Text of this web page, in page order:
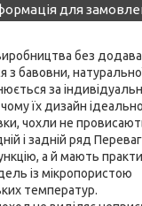
для
без
з бавовни,
за
їх дизайн ідеально
чохли не
і задній ряд
а й мають
із мікропористою
температур.